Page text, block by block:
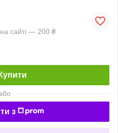
сайті — 200 ₴
Купити
з